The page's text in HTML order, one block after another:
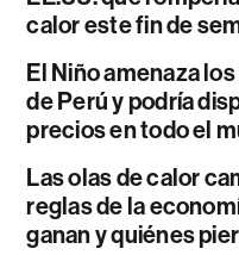
calor este fin de
El Niño amenaza
de Perú y podría
precios en todo el
Las olas de calor
reglas de la
ganan y quiénes